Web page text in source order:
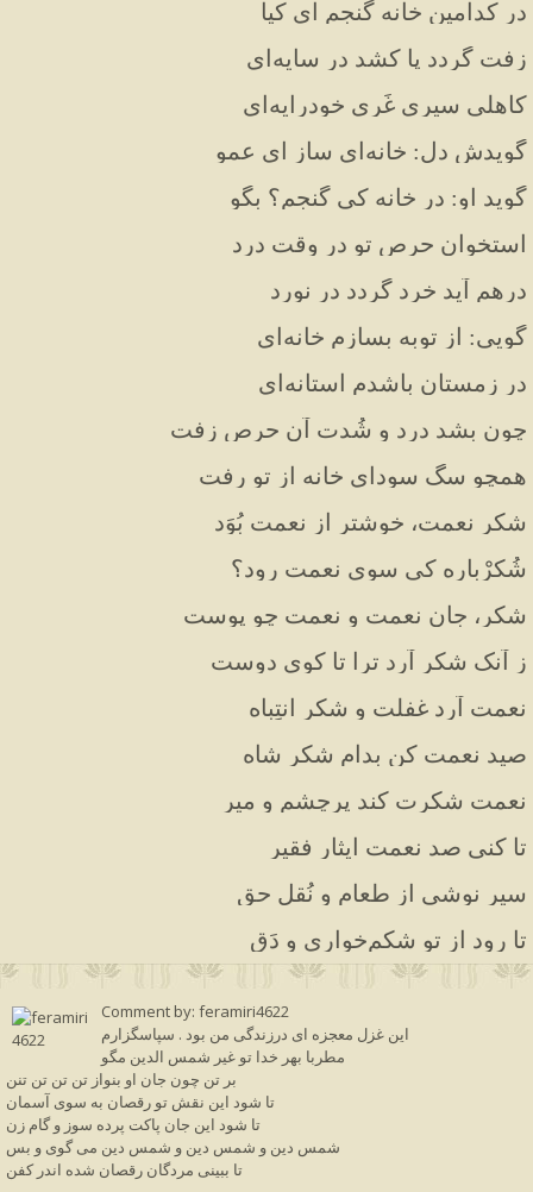
در کدامین خانه گنجم ای کیا
زفت گردد پا کشد در سایه‌ای
کاهلی سیری غَری خودرایه‌ای
گویدش دل: خانه‌ای ساز ای عمو
گوید او: در خانه کی گنجم؟ بگو
استخوان حرص تو در وقت درد
درهم آید خرد گردد در نورد
گویی: از توبه بسازم خانه‌ای
در زمستان باشدم استانه‌ای
چون بشد درد و شُدت آن حرص زفت
همچو سگ سودای خانه از تو رفت
شکر نعمت، خوشتر از نعمت بُوَد
شُکرْباره کی سوی نعمت رود؟
شکر، جانِ نعمت و نعمت چو پوست
ز آنک شکر آرد ترا تا کوی دوست
نعمت آرد غفلت و شکر انتِباه
صید نعمت کن بدامِ شکر شاه
نعمت شکرت کند پرچشم و میر
تا کنی صد نعمت ایثار فقیر
سیر نوشی از طعام و نُقل حق
تا رود از تو شکم‌خواری و دَق
Comment by: feramiri4622
این غزل معجزه ای درزندگی من بود . سپاسگزارم
مطربا بهر خدا تو غیر شمس الدین مگو
بر تن چون جان او بنواز تن تن تن تنن
تا شود این نقش تو رقصان به سوی آسمان
تا شود این جان پاکت پرده سوز و گام زن
شمس دین و شمس دین و شمس دین می گوی و بس
تا ببینی مردگان رقصان شده اندر کفن